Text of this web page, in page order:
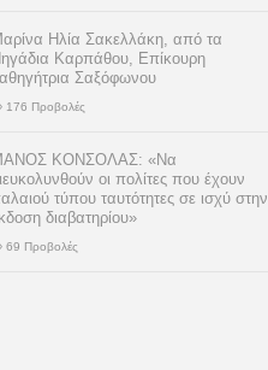
Ηλία Σακελλάκη, από τα
Καρπάθου, Επίκουρη
Σαξόφωνου
176 Προβολές
ΚΟΝΣΟΛΑΣ: «Να
οι πολίτες που έχουν
τύπου ταυτότητες σε ισχύ στην
διαβατηρίου»
69 Προβολές